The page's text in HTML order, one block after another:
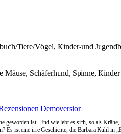
Tiere/Vögel, Kinder-und
Mäuse, Schäferhund, Spinne, Kinder
Demoversion
geworden ist. Und wie lebt es sich, so als
Es ist eine irre Geschichte, die Barbara Kühl in